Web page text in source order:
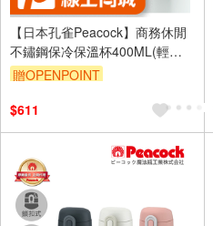
【日本孔雀Peacock】商務休閒
不鏽鋼保冷保溫杯400ML(輕量
化設計)-任選色
贈OPENPOINT
$611